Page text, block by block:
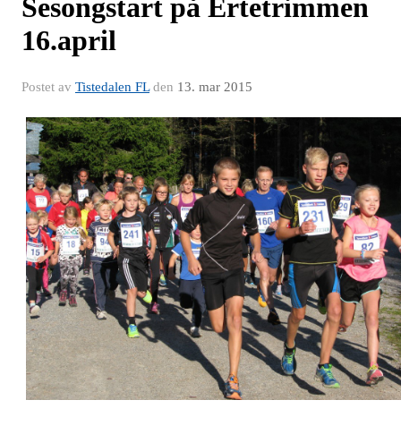
Sesongstart på Ertetrimmen
16.april
Postet av Tistedalen FLden 13. mar 2015